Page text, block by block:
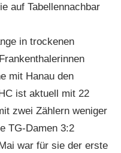
auf Tabellennachbar
in trockenen
mit Hanau den
ist aktuell mit 22
zwei Zählern weniger
TG-Damen 3:2
war für sie der erste